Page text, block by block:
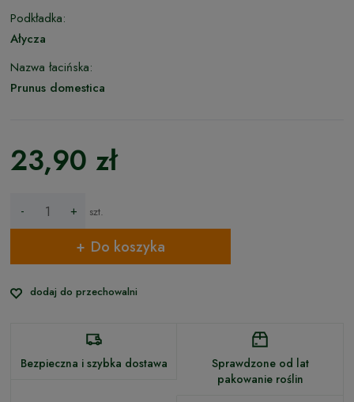
Podkładka:
Ałycza
Nazwa łacińska:
Prunus domestica
23,90 zł
- + szt.
Do koszyka
dodaj do przechowalni
Bezpieczna i szybka dostawa
Sprawdzone od lat
pakowanie roślin